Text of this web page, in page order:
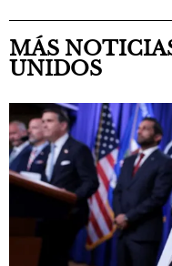
MÁS
UNIDOS